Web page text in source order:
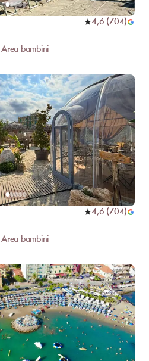
4,6 (704)
Area bambini
4,6 (704)
Area bambini